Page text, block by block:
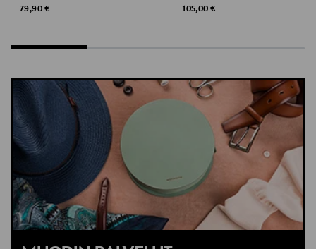
Original Price
79,90 €
Original Price
105,00 €